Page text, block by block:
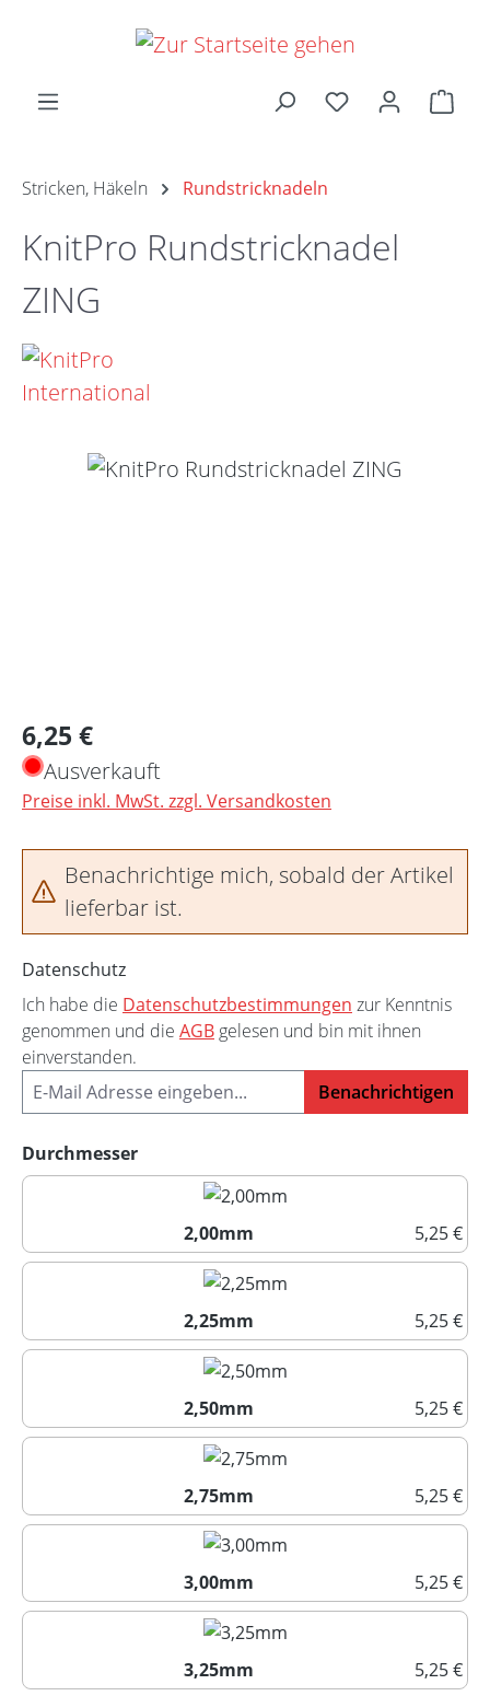
Zum Hauptinhalt springen
Stricken, Häkeln Rundstricknadeln
KnitPro Rundstricknadel
ZING
Bildergalerie überspringen
Regulärer Preis:
6,25 €
Ausverkauft
Preise inkl. MwSt. zzgl. Versandkosten
Benachrichtige mich, sobald der Artikel
lieferbar ist.
Datenschutz
Ich habe die Datenschutzbestimmungen zur Kenntnis
genommen und die AGB gelesen und bin mit ihnen
einverstanden.
Benachrichtigen
Durchmesserauswählen
2,00mm
5,25 €
2,00mm
2,25mm
5,25 €
2,25mm
2,50mm
5,25 €
2,50mm
2,75mm
5,25 €
2,75mm
3,00mm
5,25 €
3,00mm
3,25mm
5,25 €